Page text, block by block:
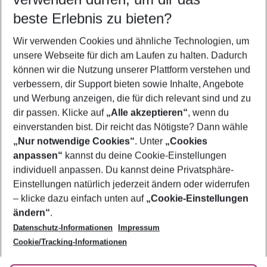
5-8 Nächte
2 Erwachsene Keine Kinder
Mehr Filter anzeigen
Footer
Footer navigation
Über uns
AGB
Bestpreisgarantie
Cookie-Einstellungen ändern
Cookie-Richtlinie
Agenturbetreuung
Barrierefreies Reisen
Folge uns
beste Erlebnis zu bieten?
Wir verwenden Cookies und ähnliche Technologien, um
unsere Webseite für dich am Laufen zu halten. Dadurch
können wir die Nutzung unserer Plattform verstehen und
verbessern, dir Support bieten sowie Inhalte, Angebote
und Werbung anzeigen, die für dich relevant sind und zu
dir passen. Klicke auf „Alle akzeptieren“, wenn du
einverstanden bist. Dir reicht das Nötigste? Dann wähle
„Nur notwendige Cookies“. Unter „Cookies
anpassen“ kannst du deine Cookie-Einstellungen
individuell anpassen. Du kannst deine Privatsphäre-
Einstellungen natürlich jederzeit ändern oder widerrufen
– klicke dazu einfach unten auf „Cookie-Einstellungen
ändern“.
Datenschutz-Informationen
Impressum
Cookie/Tracking-Informationen